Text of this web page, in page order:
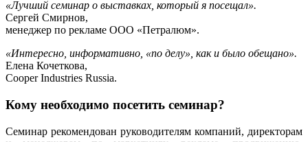
«Лучший семинар о выставках, который я посещал».
Сергей Смирнов,
менеджер по рекламе ООО «Петралюм».
«Интересно, информативно, «по делу», как и было обещано».
Елена Кочеткова,
Cooper Industries Russia.
Кому необходимо посетить семинар?
Семинар рекомендован руководителям компаний, директорам